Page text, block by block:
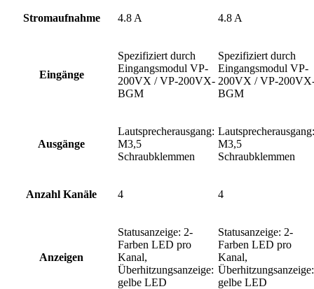
Stromaufnahme 4.8 A 4.8 A
Eingänge
Spezifiziert durch
Eingangsmodul VP-
200VX / VP-200VX-
BGM
Spezifiziert durch
Eingangsmodul VP-
200VX / VP-
BGM
Ausgänge
Lautsprecherausgang:
M3,5
Schraubklemmen
Lautsprecherausgang:
M3,5
Schraubklemmen
Anzahl Kanäle 4 4
Anzeigen
Statusanzeige: 2-
Farben LED pro
Kanal,
Überhitzungsanzeige:
gelbe LED
Statusanzeige: 2-
Farben LED pro
Kanal,
Überhitzungsanzeige:
gelbe LED